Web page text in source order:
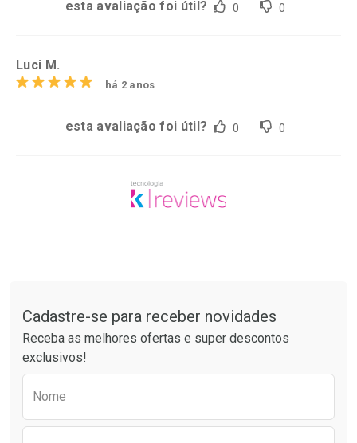
esta avaliação foi útil? 0 0
Luci M.
há 2 anos
esta avaliação foi útil? 0 0
Cadastre-se para receber novidades
Receba as melhores ofertas e super descontos
exclusivos!
Nome